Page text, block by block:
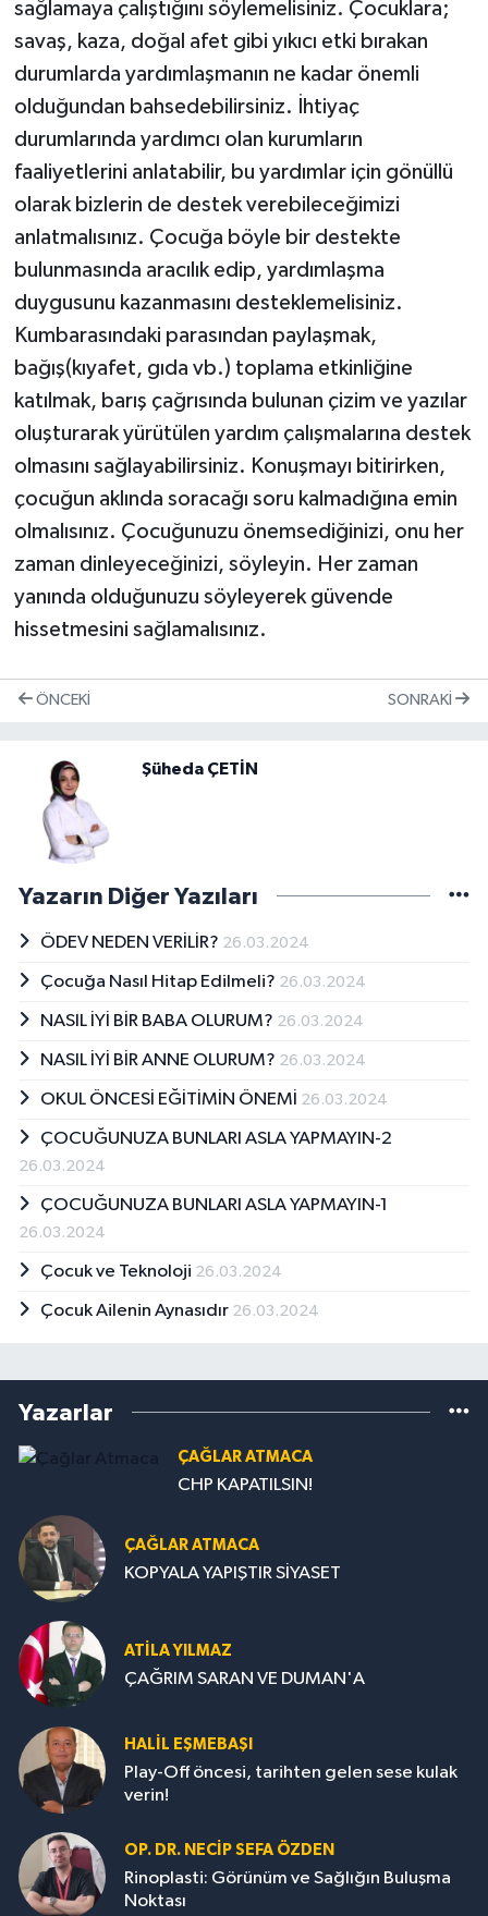
sağlamaya çalıştığını söylemelisiniz. Çocuklara;
savaş, kaza, doğal afet gibi yıkıcı etki bırakan
durumlarda yardımlaşmanın ne kadar önemli
olduğundan bahsedebilirsiniz. İhtiyaç
durumlarında yardımcı olan kurumların
faaliyetlerini anlatabilir, bu yardımlar için gönüllü
olarak bizlerin de destek verebileceğimizi
anlatmalısınız. Çocuğa böyle bir destekte
bulunmasında aracılık edip, yardımlaşma
duygusunu kazanmasını desteklemelisiniz.
Kumbarasındaki parasından paylaşmak,
bağış(kıyafet, gıda vb.) toplama etkinliğine
katılmak, barış çağrısında bulunan çizim ve yazılar
oluşturarak yürütülen yardım çalışmalarına destek
olmasını sağlayabilirsiniz. Konuşmayı bitirirken,
çocuğun aklında soracağı soru kalmadığına emin
olmalısınız. Çocuğunuzu önemsediğinizi, onu her
zaman dinleyeceğinizi, söyleyin. Her zaman
yanında olduğunuzu söyleyerek güvende
hissetmesini sağlamalısınız.
ÖNCEKI SONRAKI
Şüheda ÇETİN
Yazarın Diğer Yazıları
ÖDEV NEDEN VERİLİR? 26.03.2024
Çocuğa Nasıl Hitap Edilmeli? 26.03.2024
NASIL İYİ BİR BABA OLURUM? 26.03.2024
NASIL İYİ BİR ANNE OLURUM? 26.03.2024
OKUL ÖNCESİ EĞİTİMİN ÖNEMİ 26.03.2024
ÇOCUĞUNUZA BUNLARI ASLA YAPMAYIN-2
26.03.2024
ÇOCUĞUNUZA BUNLARI ASLA YAPMAYIN-1
26.03.2024
Çocuk ve Teknoloji 26.03.2024
Çocuk Ailenin Aynasıdır 26.03.2024
Yazarlar
ÇAĞLAR ATMACA
CHP KAPATILSIN!
ÇAĞLAR ATMACA
KOPYALA YAPIŞTIR SİYASET
ATILA YILMAZ
ÇAĞRIM SARAN VE DUMAN'A
HALIL EŞMEBAŞI
Play-Off öncesi, tarihten gelen sese kulak
verin!
OP. DR. NECIP SEFA ÖZDEN
Rinoplasti: Görünüm ve Sağlığın Buluşma
Noktası